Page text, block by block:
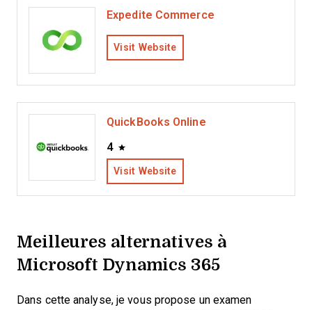
Expedite Commerce
Visit Website
QuickBooks Online
4
Visit Website
Meilleures alternatives à
Microsoft Dynamics 365
Dans cette analyse, je vous propose un examen